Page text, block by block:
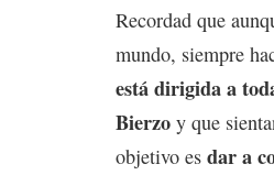
Recordad que
mundo, siempre
está dirigida a
Bierzo y que
objetivo es dar a